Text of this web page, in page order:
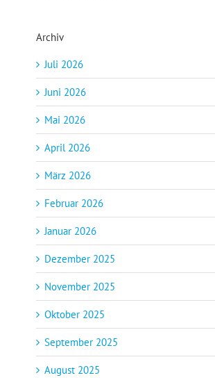
Archiv
Juli 2026
Juni 2026
Mai 2026
April 2026
März 2026
Februar 2026
Januar 2026
Dezember 2025
November 2025
Oktober 2025
September 2025
August 2025